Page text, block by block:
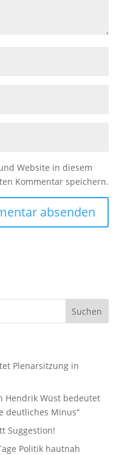
Website in diesem
Kommentar speichern.
Plenarsitzung in
Hendrik Wüst bedeutet
deutliches Minus“
Suggestion!
Politik hautnah